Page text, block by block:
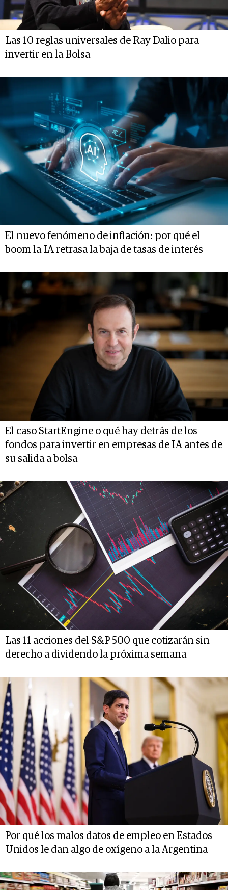
Las 10 reglas universales de Ray Dalio para
invertir en la Bolsa
El nuevo fenómeno de inflación: por qué el
boom la IA retrasa la baja de tasas de interés
El caso StartEngine o qué hay detrás de los
fondos para invertir en empresas de IA antes de
su salida a bolsa
Las 11 acciones del S&P 500 que cotizarán sin
derecho a dividendo la próxima semana
Por qué los malos datos de empleo en Estados
Unidos le dan algo de oxígeno a la Argentina